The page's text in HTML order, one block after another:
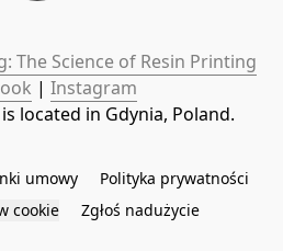
The Science of Resin Printing
| Instagram
located in Gdynia, Poland.
umowy
Polityka prywatności
cookie
Zgłoś nadużycie